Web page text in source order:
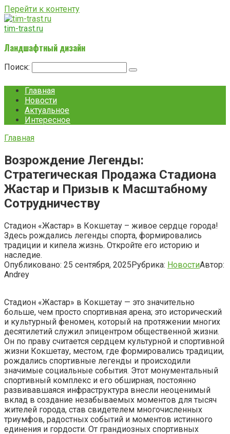
Перейти к контенту
tim-trast.ru
Ландшафтный дизайн
Поиск:
Главная
Новости
Актуальное
Интересное
Главная
Возрождение Легенды:
Стратегическая Продажа Стадиона
Жастар и Призыв к Масштабному
Сотрудничеству
Стадион «Жастар» в Кокшетау – живое сердце города!
Здесь рождались легенды спорта, формировались
традиции и кипела жизнь. Откройте его историю и
наследие.
Опубликовано: 25 сентября, 2025Рубрика: НовостиАвтор:
Andrey
Стадион «Жастар» в Кокшетау — это значительно
больше, чем просто спортивная арена; это исторический
и культурный феномен, который на протяжении многих
десятилетий служил эпицентром общественной жизни.
Он по праву считается сердцем культурной и спортивной
жизни Кокшетау, местом, где формировались традиции,
рождались спортивные легенды и происходили
значимые социальные события. Этот монументальный
спортивный комплекс и его обширная, постоянно
развивавшаяся инфраструктура внесли неоценимый
вклад в создание незабываемых моментов для тысяч
жителей города, став свидетелем многочисленных
триумфов, радостных событий и моментов истинного
единения и гордости. От грандиозных спортивных